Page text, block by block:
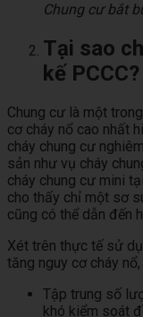
Chung cư bắt
Tại sao
kế PCCC?
Chung cư là một
cơ cháy nổ cao nhất
cháy chung cư
sản như vụ cháy
cháy chung cư mini
cho thấy chỉ một sơ
cũng có thể dẫn đến
Xét trên thực tế sử
tăng nguy cơ cháy
Tập trung số
khó kiểm soát